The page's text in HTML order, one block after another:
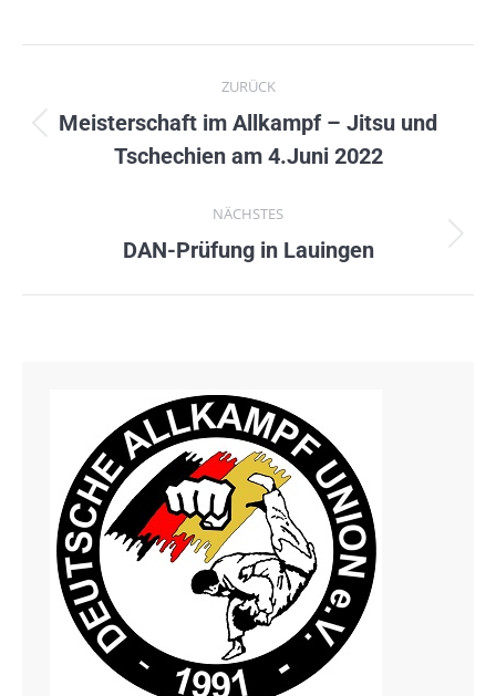
ZURÜCK
Vorheriger
Beitrag:
Meisterschaft im Allkampf – Jitsu und
Tschechien am 4.Juni 2022
NÄCHSTES
Nächster
DAN-Prüfung in Lauingen